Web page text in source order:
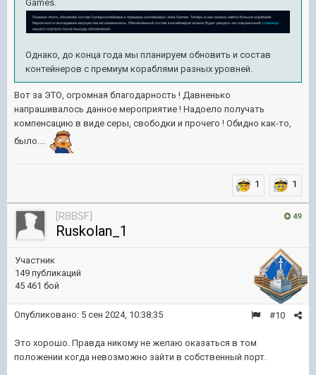
Games.
Однако, до конца года мы планируем обновить и состав
контейнеров с премиум кораблями разных уровней.
Вот за ЭТО, огромная благодарность ! Давненько
напрашивалось данное мероприятие ! Надоело получать
компенсацию в виде серы, свободки и прочего ! Обидно как-то,
было....
1 1
49
[RBBSF]
Ruskolan_1
Участник
149 публикаций
45 461 бой
#10
Опубликовано: 5 сен 2024, 10:38:35
Это хорошо. Правда никому не желаю оказаться в том
положении когда невозможно зайти в собственный порт.